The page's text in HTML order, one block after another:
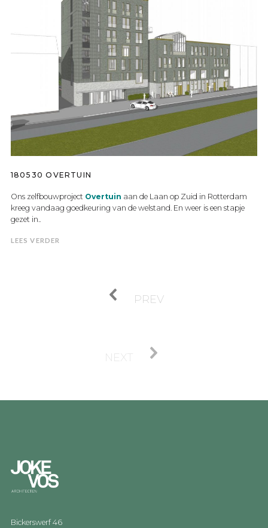
180530 OVERTUIN
Ons zelfbouwproject Overtuin aan de Laan op Zuid in Rotterdam
kreeg vandaag goedkeuring van de welstand. En weer is een stapje
gezet in..
LEES VERDER
PREV
NEXT
Bickerswerf 46